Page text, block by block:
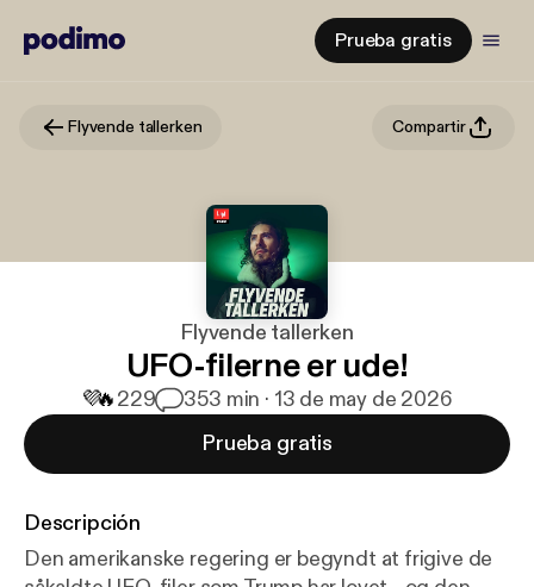
Prueba gratis
Flyvende tallerken Compartir
Flyvende tallerken
UFO-filerne er ude!
💜🔥229 353 min · 13 de may de 2026
Prueba gratis
Descripción
Den amerikanske regering er begyndt at frigive de